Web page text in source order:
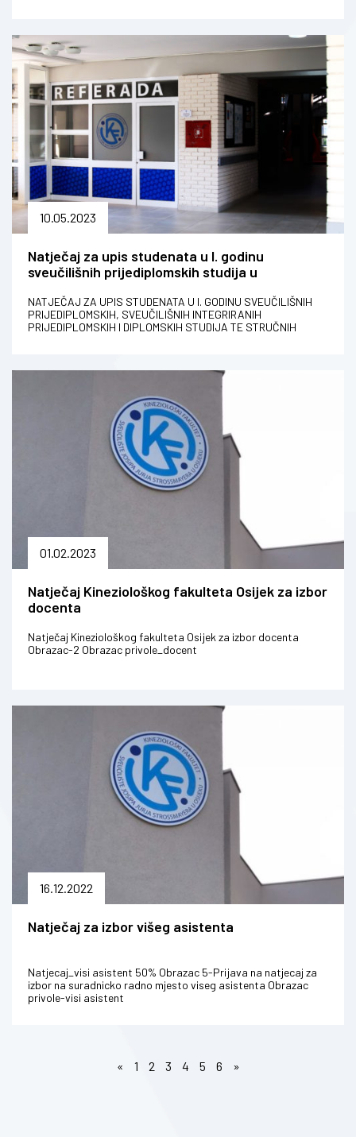
10.05.2023
Natječaj za upis studenata u I. godinu
sveučilišnih prijediplomskih studija u
NATJEČAJ ZA UPIS STUDENATA U I. GODINU SVEUČILIŠNIH
PRIJEDIPLOMSKIH, SVEUČILIŠNIH INTEGRIRANIH
PRIJEDIPLOMSKIH I DIPLOMSKIH STUDIJA TE STRUČNIH
01.02.2023
Natječaj Kineziološkog fakulteta Osijek za izbor
docenta
Natječaj Kineziološkog fakulteta Osijek za izbor docenta
Obrazac-2 Obrazac privole_docent
16.12.2022
Natječaj za izbor višeg asistenta
Natjecaj_visi asistent 50% Obrazac 5-Prijava na natjecaj za
izbor na suradnicko radno mjesto viseg asistenta Obrazac
privole-visi asistent
« 1 2 3 4 5 6 »